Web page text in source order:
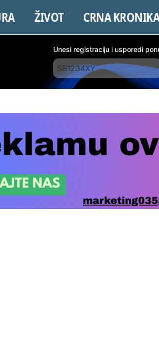
ŽIVOT CRNA KRONIKA
Unesi registraciju i usporedi